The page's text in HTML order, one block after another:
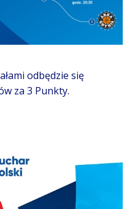
odbędzie się
za 3 Punkty.